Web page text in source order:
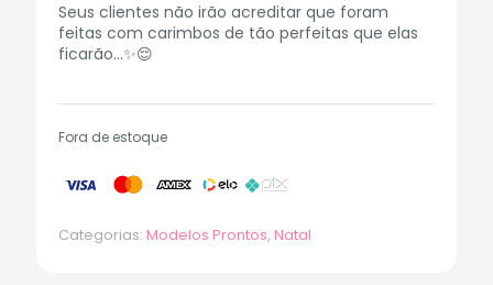
Seus clientes não irão acreditar que foram
feitas com carimbos de tão perfeitas que elas
ficarão…✨😌
Fora de estoque
Categorias: Modelos Prontos, Natal